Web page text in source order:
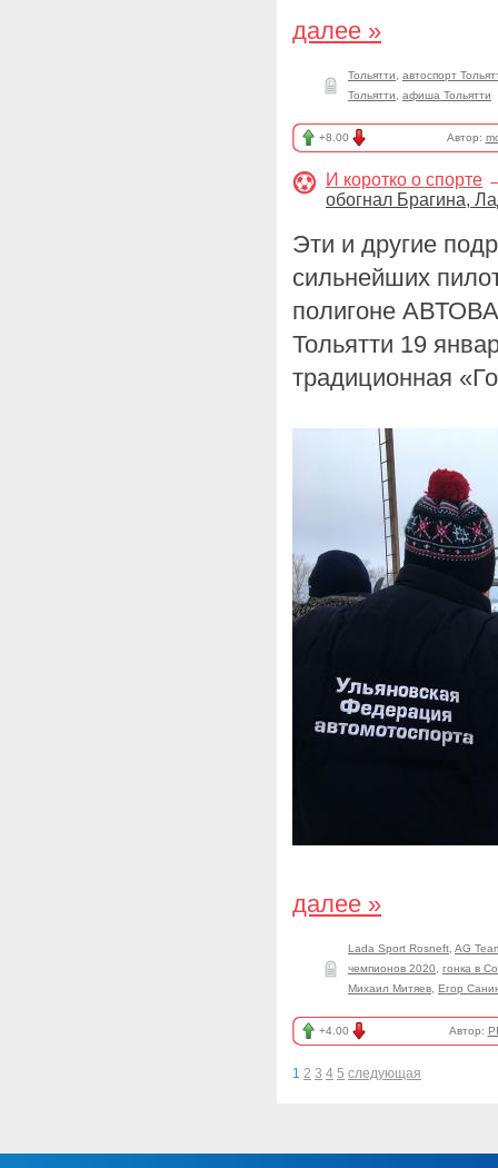
далее »
Тольятти
автоспорт
Тольятти
афиша Тольятти
+8.00 Автор:
И коротко о спорте
обогнал Брагина,
Эти и другие
сильнейших
полигоне
Тольятти 19
традиционная
далее »
Lada Sport Rosneft AG
чемпионов 2020
гонка в
Михаил Митяев Егор
+4.00 Автор:
1 2 3 4 5 следующая